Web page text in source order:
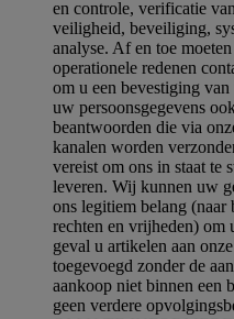
en controle, verificatie
veiligheid, beveiliging,
analyse. Af en toe
operationele redenen
om u een bevestiging
uw persoonsgegevens
beantwoorden die via
kanalen worden
vereist om ons in staat te
leveren. Wij kunnen uw
ons legitiem belang
rechten en vrijheden) om
geval u artikelen aan
toegevoegd zonder de
aankoop niet binnen een
geen verdere